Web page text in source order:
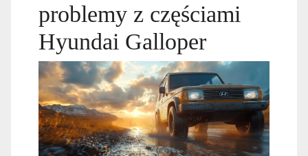
problemy z częściami
Hyundai Galloper